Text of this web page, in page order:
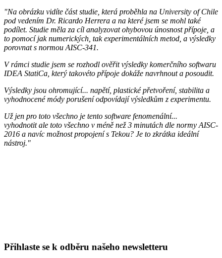
"Na obrázku vidíte část studie, která proběhla na University of Chile
pod vedením Dr. Ricardo Herrera a na které jsem se mohl také
podílet. Studie měla za cíl analyzovat ohybovou únosnost přípoje, a
to pomocí jak numerických, tak experimentálních metod, a výsledky
porovnat s normou AISC-341.
V rámci studie jsem se rozhodl ověřit výsledky komerčního softwaru
IDEA StatiCa, který takovéto přípoje dokáže navrhnout a posoudit.
Výsledky jsou ohromující... napětí, plastické přetvoření, stabilita a
vyhodnocené módy porušení odpovídají výsledkům z experimentu.
Už jen pro toto všechno je tento software fenomenální...
vyhodnotit ale toto všechno v méně než 3 minutách dle normy AISC-
2016 a navíc možnost propojení s Tekou? Je to zkrátka ideální
nástroj."
Přihlaste se k odběru našeho newsletteru